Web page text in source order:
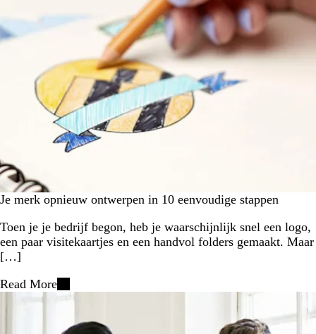
Je merk opnieuw ontwerpen in 10 eenvoudige stappen
Toen je je bedrijf begon, heb je waarschijnlijk snel een logo,
een paar visitekaartjes en een handvol folders gemaakt. Maar
[…]
Read More